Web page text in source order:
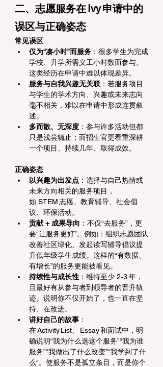
二、志愿服务在 Ivy 申请中的
误区与正确姿态
常见误区
仅为“凑小时”而服务 ：很多学生为完成
学校、升学所需义工小时数而参与。
这类经历在申请中难以体现差异。
服务与自我兴趣无关联 ：若服务项目
与学生的学术方向、兴趣或未来志向
毫不相关，难以在申请中形成连贯叙
述。
多而散、无深度 ：参与许多活动但都
只是浅尝辄止；而招生官更看重深耕
一个项目、持续几年、取得成效。
正确姿态
以兴趣为出发点 ：选择与自己热情或
未来方向相关的服务项目，
如 STEM 志愿、教育辅导、社会倡
议、环保活动。
贡献 + 成果导向 ：不仅“去服务”，更
要“让服务更好”。例如：组织志愿团队
改善社区绿化、发起读写辅导倡议提
升低年级学生成绩。这样的“有数据、
有增长”的服务更能被看见。
持续性与成长性 ：维持至少 2‑3 年，
且最好有从参与者到领导者的晋升轨
迹。说明你不仅开始了，也一直在坚
持、在改进。
讲好自己的故事 ：
在 Activity List、 Essay 和面试中，明
确说明“我为什么选这个服务”“我为谁
服务”“我做出了什么改变”“我学到了什
么”。使服务不是孤立条目，而是你个